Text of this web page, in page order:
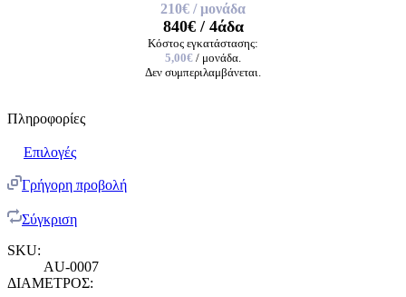
210€ / μονάδα
840€/ 4άδα
Κόστος εγκατάστασης:
5,00€ / μονάδα.
Δεν συμπεριλαμβάνεται.
Πληροφορίες
Επιλογές
Γρήγορη προβολή
Σύγκριση
SKU:
AU-0007
ΔΙΑΜΕΤΡΟΣ: